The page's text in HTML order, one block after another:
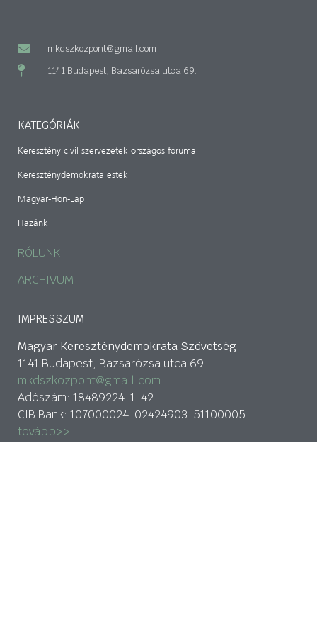
mkdszkozpont@gmail.com
1141 Budapest, Bazsarózsa utca 69.
KATEGÓRIÁK
Keresztény civil szervezetek országos fóruma
Kereszténydemokrata estek
Magyar-Hon-Lap
Hazánk
RÓLUNK
ARCHIVUM
IMPRESSZUM
Magyar Kereszténydemokrata Szövetség
1141 Budapest, Bazsarózsa utca 69.
mkdszkozpont@gmail.com
Adószám: 18489224-1-42
CIB Bank: 107000024-02424903-51100005
tovább>>